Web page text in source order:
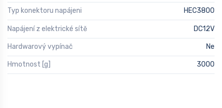
Typ konektoru napájeni HEC3800
Napájení z elektrické sítě DC12V
Hardwarový vypínač Ne
Hmotnost [g] 3000